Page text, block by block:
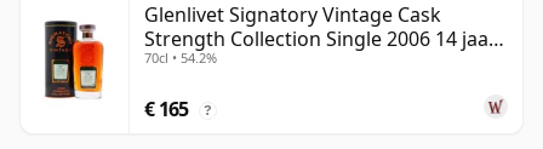
Glenlivet Signatory Vintage Cask
Strength Collection Single 2006 14 jaar
oud
70cl • 54.2%
€ 165 ?